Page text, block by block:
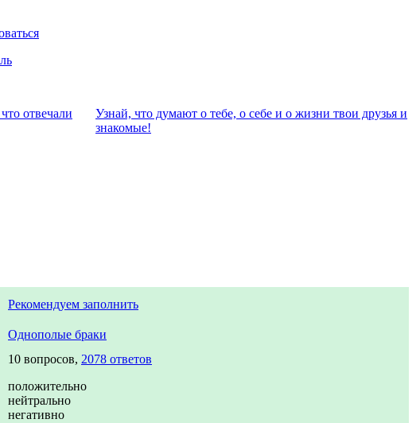
отвeчали
Узнай, что думают о тебе, о себе и о жизни твои друзья и
знакомые!
Рекомендуем заполнить
Однополые браки
10 вопросов, 2078 ответов
положительно
нейтрально
негативно